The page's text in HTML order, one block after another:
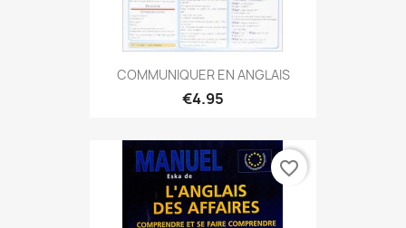
COMMUNIQUER EN ANGLAIS
€4.95
favorite_border